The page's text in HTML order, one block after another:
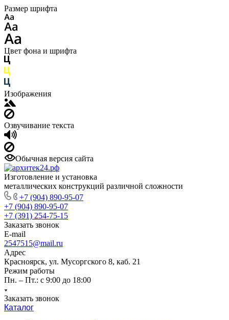
Размер шрифта
Цвет фона и шрифта
Изображения
Озвучивание текста
Обычная версия сайта
Изготовление и установка
металлических конструкций различной сложности
+7 (904) 890-95-07
+7 (904) 890-95-07
+7 (391) 254-75-15
Заказать звонок
E-mail
2547515@mail.ru
Адрес
Красноярск, ул. Мусоргского 8, каб. 21
Режим работы
Пн. – Пт.: с 9:00 до 18:00
Заказать звонок
Каталог